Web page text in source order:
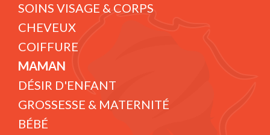
SOINS VISAGE & CORPS
CHEVEUX
COIFFURE
MAMAN
DÉSIR D'ENFANT
GROSSESSE & MATERNITÉ
BÉBÉ